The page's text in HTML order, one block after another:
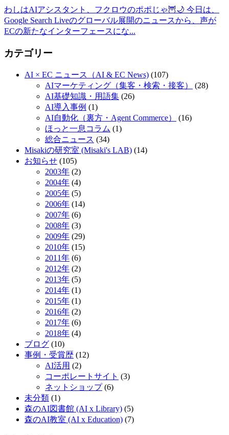
わしはAIアシスタント、フクロウのポポじゃ🦉🌙 今日は、
Google Search Liveのグローバル展開のニュースから、声が
ECの新たなインターフェースにな...
カテゴリー
AI × EC ニュース（AI & EC News) (107)
AIマーケティング（集客・検索・接客）
(28)
AI基礎知識・用語集 (26)
AI導入事例 (1)
AI自動化（裏方・Agent Commerce）
(16)
ほっと一息コラム (1)
総合ニュース (34)
Misakiの研究室 (Misaki's LAB) (14)
お知らせ (105)
2003年 (2)
2004年 (4)
2005年 (5)
2006年 (14)
2007年 (6)
2008年 (3)
2009年 (29)
2010年 (15)
2011年 (6)
2012年 (2)
2013年 (5)
2014年 (1)
2015年 (1)
2016年 (2)
2017年 (6)
2018年 (4)
ブログ (10)
事例・受賞歴 (12)
AI活用 (2)
コーポレートサイト (3)
ネットショップ(6)
未分類 (1)
森のAI図書館 (AI x Library) (5)
森のAI教室 (AI x Education) (7)